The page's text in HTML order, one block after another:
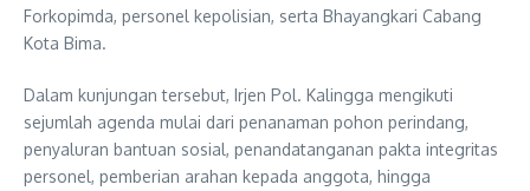
Forkopimda, personel kepolisian, serta Bhayangkari Cabang
Kota Bima.
Dalam kunjungan tersebut, Irjen Pol. Kalingga mengikuti
sejumlah agenda mulai dari penanaman pohon perindang,
penyaluran bantuan sosial, penandatanganan pakta integritas
personel, pemberian arahan kepada anggota, hingga